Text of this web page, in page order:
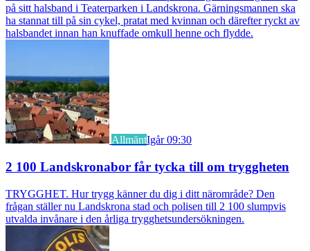
på sitt halsband i Teaterparken i Landskrona. Gärningsmannen ska
ha stannat till på sin cykel, pratat med kvinnan och därefter ryckt av
halsbandet innan han knuffade omkull henne och flydde.
AllmäntIgår 09:30
2 100 Landskronabor får tycka till om tryggheten
TRYGGHET. Hur trygg känner du dig i ditt närområde? Den
frågan ställer nu Landskrona stad och polisen till 2 100 slumpvis
utvalda invånare i den årliga trygghetsundersökningen.